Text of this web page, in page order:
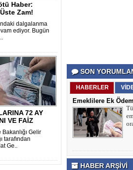
Haber:
Zam!
dalgalanma
ediyor. Bugün
72 AY
VE FAİZ
Gelir
tarafından
Ge..
porno
izle
antalya
escort
antalya
escort
antalya
escort
bursa
escort
bursa
alanya
escort
Genel
Hesap
Türkiye
şehir
rehberi
Takviye
karşılaştırmaları
SON
HABERLER
Emeklilere Ek
HABER ARŞİVİ